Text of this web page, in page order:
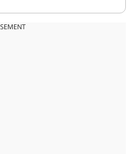
वोट बैंक की राजनीति ने